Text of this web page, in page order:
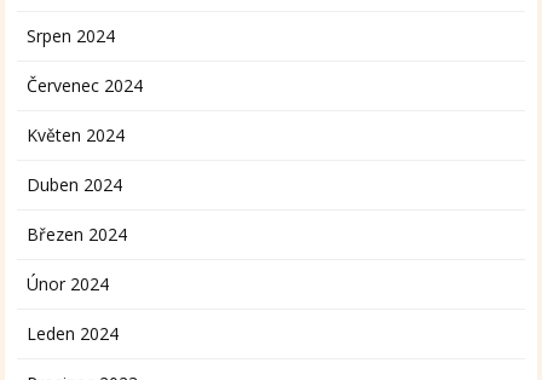
Srpen 2024
Červenec 2024
Květen 2024
Duben 2024
Březen 2024
Únor 2024
Leden 2024